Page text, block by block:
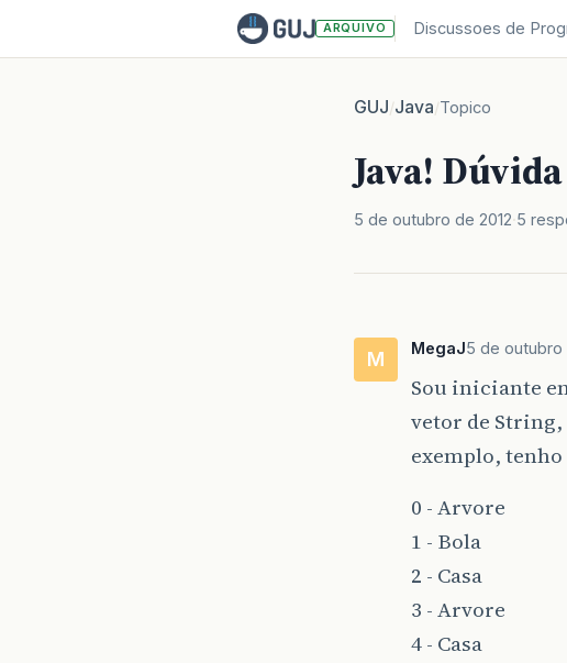
ARQUIVO Discussoes de
GUJ/Java/Topico
Java!
5 de outubro de 2012 5
M MegaJ5 de outubro
Sou iniciante
vetor de
exemplo,
0 - Arvore
1 - Bola
2 - Casa
3 - Arvore
4 - Casa